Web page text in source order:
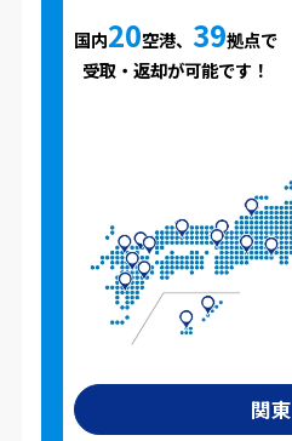
国内20空港、 39拠点で
受取・返却が可能です！
関東